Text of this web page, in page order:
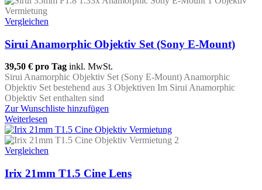
Vergleichen
Sirui Anamorphic Objektiv Set (Sony E-Mount)
39,50 € pro Tag inkl. MwSt.
Sirui Anamorphic Objektiv Set (Sony E-Mount) Anamorphic
Objektiv Set bestehend aus 3 Objektiven Im Sirui Anamorphic
Objektiv Set enthalten sind
Zur Wunschliste hinzufügen
Weiterlesen
Vergleichen
Irix 21mm T1.5 Cine Lens